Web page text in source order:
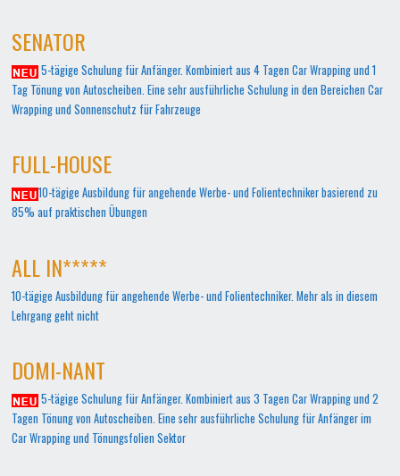
SENATOR
5-tägige Schulung für Anfänger. Kombiniert aus 4 Tagen Car Wrapping und 1
Tag Tönung von Autoscheiben. Eine sehr ausführliche Schulung in den Bereichen Car
Wrapping und Sonnenschutz für Fahrzeuge
FULL-HOUSE
10-tägige Ausbildung für angehende Werbe- und Folientechniker basierend zu
85% auf praktischen Übungen
ALL IN*****
10-tägige Ausbildung für angehende Werbe- und Folientechniker. Mehr als in diesem
Lehrgang geht nicht
DOMI-NANT
5-tägige Schulung für Anfänger. Kombiniert aus 3 Tagen Car Wrapping und 2
Tagen Tönung von Autoscheiben. Eine sehr ausführliche Schulung für Anfänger im
Car Wrapping und Tönungsfolien Sektor